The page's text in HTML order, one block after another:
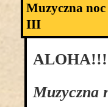
Muzyczna
III
ALOHA!!!
Muzyczna